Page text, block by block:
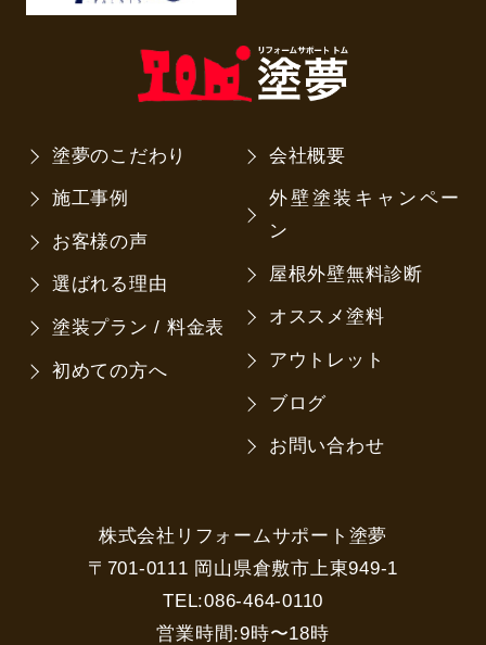
塗夢のこだわり
施工事例
お客様の声
選ばれる理由
塗装プラン / 料金表
初めての方へ
会社概要
外壁塗装キャンペー
ン
屋根外壁無料診断
オススメ塗料
アウトレット
ブログ
お問い合わせ
株式会社リフォームサポート塗夢
〒701-0111 岡山県倉敷市上東949-1
TEL:086-464-0110
営業時間:9時〜18時